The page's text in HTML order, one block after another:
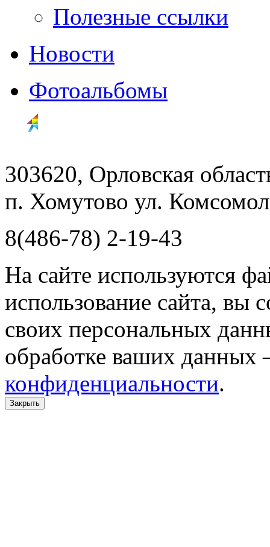
Полезные ссылки
Новости
Фотоальбомы
303620, Орловская
п. Хомутово ул.
8(486-78) 2-19-43
На сайте используются
использование сайта, вы
своих персональных
обработке ваших данных
конфиденциальности.
Закрыть